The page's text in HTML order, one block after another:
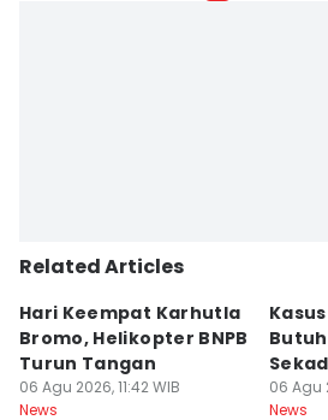
Related Articles
Hari Keempat Karhutla
Bromo, Helikopter BNPB
Turun Tangan
06 Agu 2026, 11:42 WIB
News
06 Agu
News